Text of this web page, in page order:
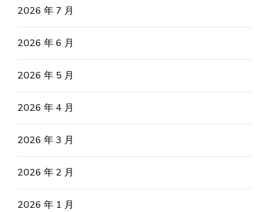
2026 年 7 月
2026 年 6 月
2026 年 5 月
2026 年 4 月
2026 年 3 月
2026 年 2 月
2026 年 1 月